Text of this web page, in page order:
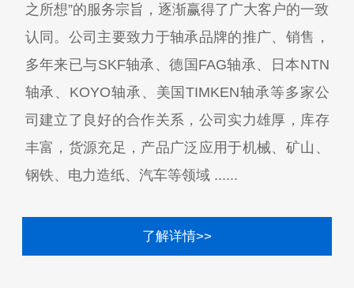
之所想”的服务宗旨，逐渐赢得了广大客户的一致
认同。公司主要致力于轴承品牌的推广、销售，
多年来已与SKF轴承、德国FAG轴承、日本NTN
轴承、KOYO轴承、美国TIMKEN轴承等多家公
司建立了良好的合作关系，公司实力雄厚，库存
丰富，货源充足，产品广泛应用于机械、矿山、
钢铁、电力造纸、汽车等领域 ......
了解详情>>